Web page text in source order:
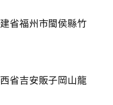
福州市閩侯縣竹
吉安販子岡山龍